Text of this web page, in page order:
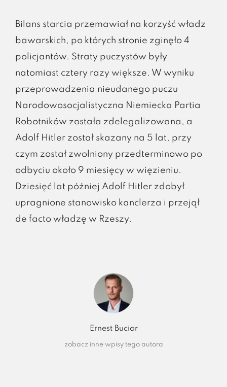
Bilans starcia przemawiał na korzyść władz
bawarskich, po których stronie zginęło 4
policjantów. Straty puczystów były
natomiast cztery razy większe. W wyniku
przeprowadzenia nieudanego puczu
Narodowosocjalistyczna Niemiecka Partia
Robotników została zdelegalizowana, a
Adolf Hitler został skazany na 5 lat, przy
czym został zwolniony przedterminowo po
odbyciu około 9 miesięcy w więzieniu.
Dziesięć lat później Adolf Hitler zdobył
upragnione stanowisko kanclerza i przejął
de facto władzę w Rzeszy.
Ernest Bucior
zobacz inne wpisy tego autora